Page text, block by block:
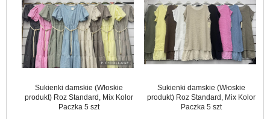
Sukienki damskie (Włoskie
produkt) Roz Standard, Mix Kolor
Paczka 5 szt
Sukienki damskie (Włoskie
produkt) Roz Standard, Mix Kolor
Paczka 5 szt